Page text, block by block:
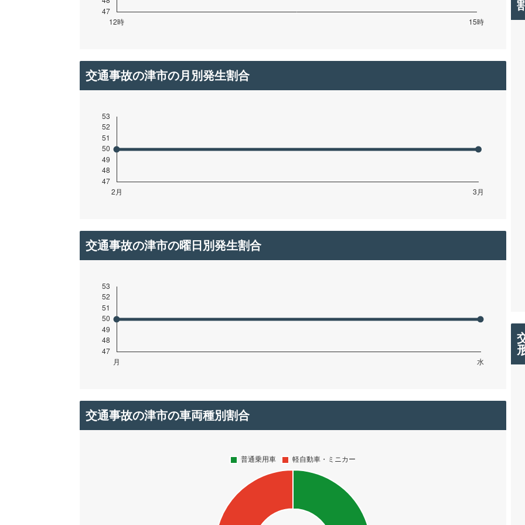
交通事故の津市の月別発生割合
交通事故の津市の曜日別発生割合
交通事故の津市の車両種別割合